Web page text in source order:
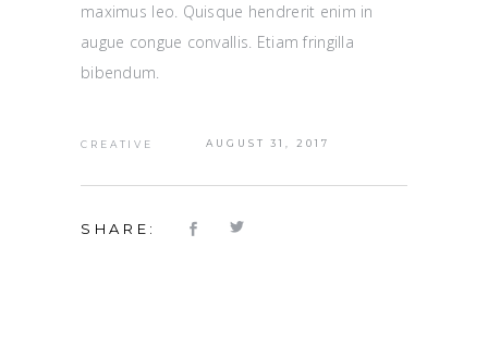
maximus leo. Quisque hendrerit enim in
augue congue convallis. Etiam fringilla
bibendum.
CREATIVE AUGUST 31, 2017
SHARE: